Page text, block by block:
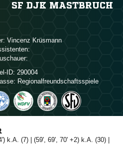
SF DJK MASTBRUCH
 
ID: 290004
Regionalfreundschaftsspiele
k.A. (7) | (59', 69', 70' +2) k.A. (30) |